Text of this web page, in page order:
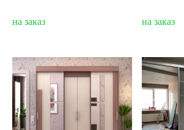
на заказ на заказ